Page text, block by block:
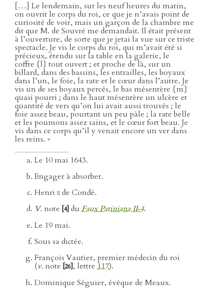
[…] Le lendemain, sur les neuf heures du matin,
on ouvrit le corps du roi, ce que je n’avais point de
curiosité de voir, mais un garçon de la chambre me
dit que M. de Souvré me demandait. Il était présent
à l’ouverture, de sorte que je jetai la vue sur ce triste
spectacle. Je vis le corps du roi, qui m’avait été si
précieux, étendu sur la table en la galerie, le
coffre {l} tout ouvert ; et proche de là, sur un
billard, dans des bassins, les entrailles, les boyaux
dans l’un, le foie, la rate et le cœur dans l’autre. Je
vis un de ses boyaux percés, le bas mésentère {m}
quasi pourri ; dans le haut mésentère un ulcère et
quantité de vers qu’on lui avait aussi trouvés ; le
foie assez beau, pourtant un peu pâle ; la rate belle
et les poumons assez sains, et le cœur fort beau. Je
vis dans ce corps qu’il y venait encore un ver dans
les reins. »
Le 10 mai 1643.
Engager à absorber.
Henri iide Condé.
V. note [4] du Faux Patiniana II‑4.
Le 19 mai.
Sous sa dictée.
François Vautier, premier médecin du roi
(v. note [26], lettre 117).
Dominique Séguier, évêque de Meaux.